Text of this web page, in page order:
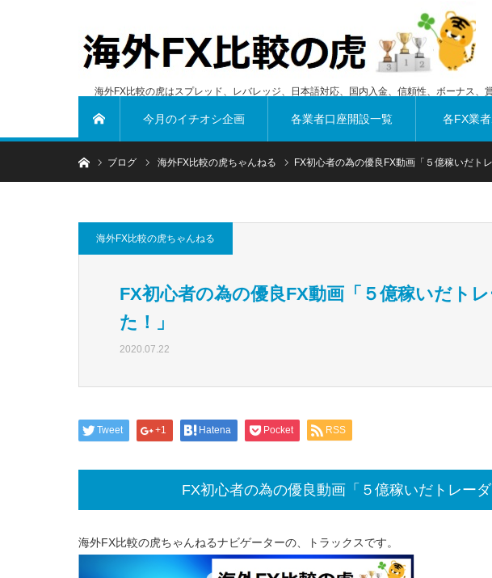
海外FX比較の虎はスプレッド、レバレッジ、日本語対応、国内入金、信頼性、ボーナス
今月のイチオシ企画 各業者口座開設一覧 各FX業
ホームブログ 海外FX比較の虎ちゃんねる FX初心者の為の優良FX動画「５億稼いだト
海外FX比較の虎ちゃんねる
FX初心者の為の優良FX動画「５億稼いだト
た！」
2020.07.22
Tweet +1 Hatena Pocket RSS
FX初心者の為の優良動画「５億稼いだトレーダ
海外FX比較の虎ちゃんねるナビゲーターの、トラックスです。